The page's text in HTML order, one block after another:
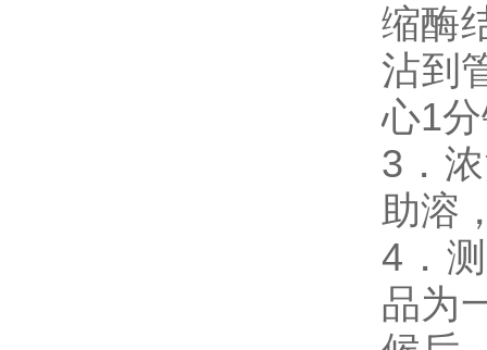
缩酶
沾到
心1
3．
助溶
4．
品为